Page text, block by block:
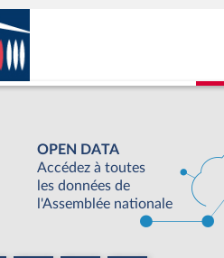
OPEN DATA
Accédez à toutes
les données de
l'Assemblée nationale